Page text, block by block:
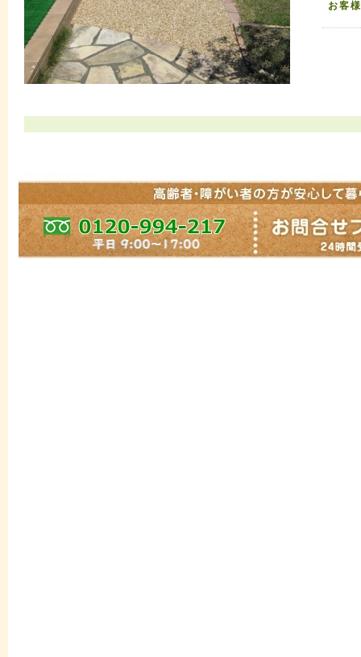
お客